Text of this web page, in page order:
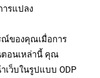
ารแปลง
ณ์ของคุณเมื่อการ
ตอนเหล่านี้ คุณ
ว็บในรูปแบบ ODP